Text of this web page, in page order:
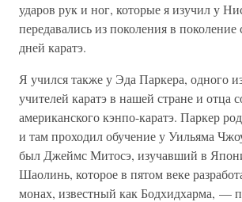
ударов рук и ног, которые я изучил у
передавались из поколения в
дней каратэ.
Я учился также у Эда Паркера, одного
учителей каратэ в нашей стране и отца
американского кэнпо-каратэ. Паркер
и там проходил обучение у Уильяма
был Джеймс Митосэ, изучавший в
Шаолинь, которое в пятом веке
монах, известный как Бодхидхарма, —